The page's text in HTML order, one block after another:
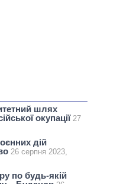
шлях
окупації 27
дій
26 серпня 2023,
по будь-якій